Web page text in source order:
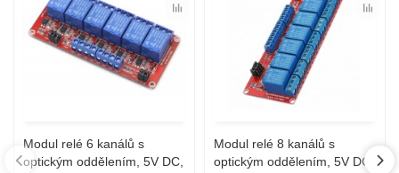
Modul relé 6 kanálů s
optickým oddělením, 5V DC,
Modul relé 8 kanálů s
optickým oddělením, 5V DC,